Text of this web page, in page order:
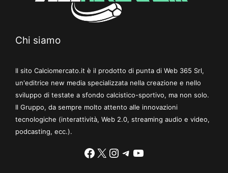
Chi siamo
Il sito Calciomercato.it è il prodotto di punta di Web 365 Srl,
un'editrice new media specializzata nella creazione e nello
sviluppo di testate a sfondo calcistico-sportivo, ma non solo.
Il Gruppo, da sempre molto attento alle innovazioni
tecnologiche (interattività, Web 2.0, streaming audio e video,
podcasting, ecc.).
Facebook
X Instagram
Telegram
YouTube